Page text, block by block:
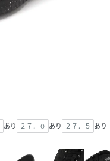
あり ２７．０ あり ２７．５ あり